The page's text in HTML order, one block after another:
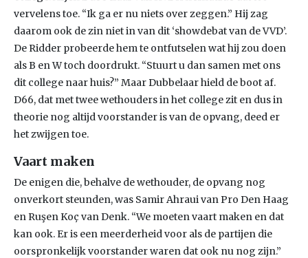
vervelens toe. “Ik ga er nu niets over zeggen.” Hij zag
daarom ook de zin niet in van dit ‘showdebat van de VVD’.
De Ridder probeerde hem te ontfutselen wat hij zou doen
als B en W toch doordrukt. “Stuurt u dan samen met ons
dit college naar huis?” Maar Dubbelaar hield de boot af.
D66, dat met twee wethouders in het college zit en dus in
theorie nog altijd voorstander is van de opvang, deed er
het zwijgen toe.
Vaart maken
De enigen die, behalve de wethouder, de opvang nog
onverkort steunden, was Samir Ahraui van Pro Den Haag
en Ruşen Koç van Denk. “We moeten vaart maken en dat
kan ook. Er is een meerderheid voor als de partijen die
oorspronkelijk voorstander waren dat ook nu nog zijn.”